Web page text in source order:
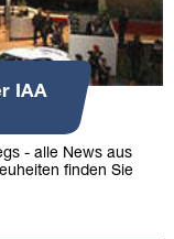
IAA
- alle News aus
finden Sie